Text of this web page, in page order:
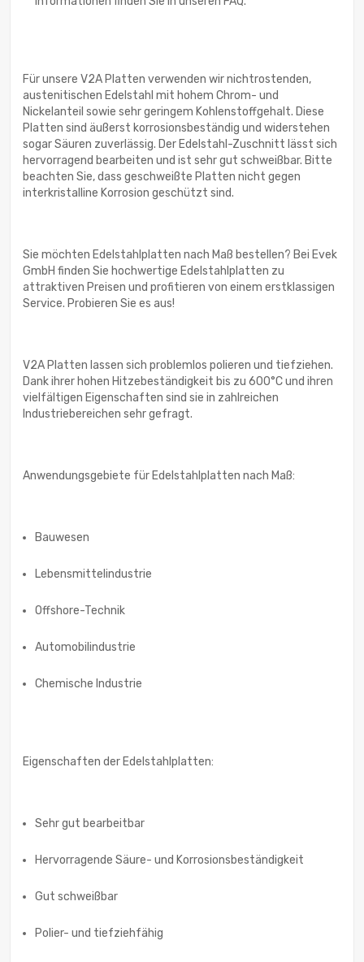
Für unsere V2A Platten verwenden wir nichtrostenden,
austenitischen Edelstahl mit hohem Chrom- und
Nickelanteil sowie sehr geringem Kohlenstoffgehalt. Diese
Platten sind äußerst korrosionsbeständig und widerstehen
sogar Säuren zuverlässig. Der Edelstahl-Zuschnitt lässt sich
hervorragend bearbeiten und ist sehr gut schweißbar. Bitte
beachten Sie, dass geschweißte Platten nicht gegen
interkristalline Korrosion geschützt sind.
Sie möchten Edelstahlplatten nach Maß bestellen? Bei Evek
GmbH finden Sie hochwertige Edelstahlplatten zu
attraktiven Preisen und profitieren von einem erstklassigen
Service. Probieren Sie es aus!
V2A Platten lassen sich problemlos polieren und tiefziehen.
Dank ihrer hohen Hitzebeständigkeit bis zu 600°C und ihren
vielfältigen Eigenschaften sind sie in zahlreichen
Industriebereichen sehr gefragt.
Anwendungsgebiete für Edelstahlplatten nach Maß:
Bauwesen
Lebensmittelindustrie
Offshore-Technik
Automobilindustrie
Chemische Industrie
Eigenschaften der Edelstahlplatten:
Sehr gut bearbeitbar
Hervorragende Säure- und Korrosionsbeständigkeit
Gut schweißbar
Polier- und tiefziehfähig